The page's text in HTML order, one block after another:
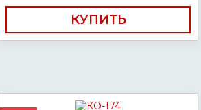
КУПИТЬ